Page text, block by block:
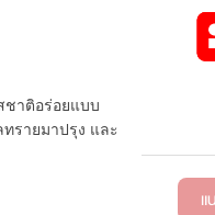
ชาติอร่อยแบบ
รายมาปรุง และ
แ